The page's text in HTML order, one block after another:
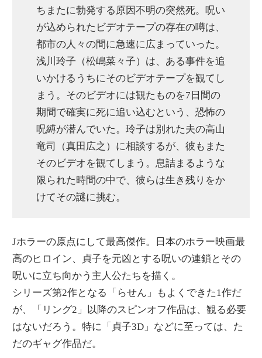
ちまたに勃発する原因不明の突然死。呪い
が込められたビデオテープの存在の噂は、
都市の人々の間に急速に広まっていった。
浅川玲子（松嶋菜々子）は、ある事件を追
いかけるうちにそのビデオテープを観てし
まう。そのビデオには観たものを7日間の
期間で確実に死に追い込むという、恐怖の
呪縛が潜んでいた。玲子は別れた夫の高山
竜司（真田広之）に相談するが、彼もまた
そのビデオを観てしまう。息詰まるような
限られた時間の中で、彼らは生き残りをか
けてその謎に挑む。
Jホラーの原点にして最高傑作。日本のホラー映画最
高のヒロイン、貞子を元凶とする呪いの連鎖とその
呪いに立ち向かう主人公たちを描く。
シリーズ第2作となる「らせん」もよくできた1作だ
が、「リング2」以降のスピンオフ作品は、観る必要
はないだろう。特に「貞子3D」などに至っては、た
だのギャグ作品だ。